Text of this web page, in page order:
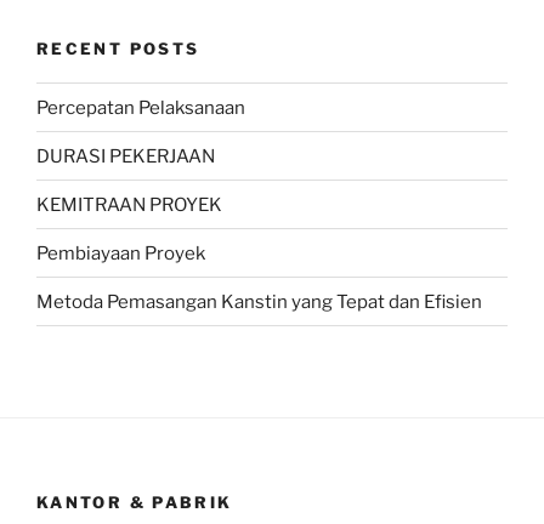
RECENT POSTS
Percepatan Pelaksanaan
DURASI PEKERJAAN
KEMITRAAN PROYEK
Pembiayaan Proyek
Metoda Pemasangan Kanstin yang Tepat dan Efisien
KANTOR & PABRIK